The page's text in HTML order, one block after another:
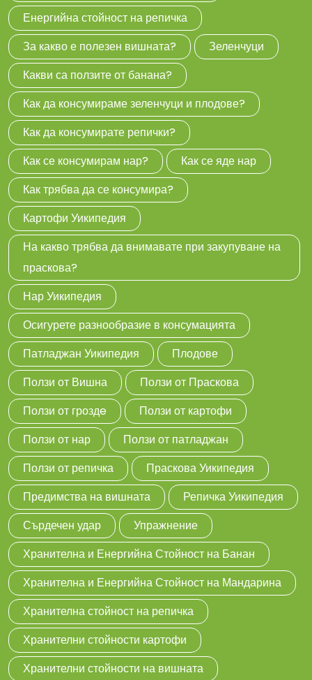
Енергийна стойност на репичка
За какво е полезен вишната?
Зеленчуци
Какви са ползите от банана?
Как да консумираме зеленчуци и плодове?
Как да консумирате репички?
Как се консумирам нар?
Как се яде нар
Как трябва да се консумира?
Картофи Уикипедия
На какво трябва да внимавате при закупуване на
праскова?
Нар Уикипедия
Осигурете разнообразие в консумацията
Патладжан Уикипедия
Плодове
Ползи от Вишна
Ползи от Праскова
Ползи от гроздe
Ползи от картофи
Ползи от нар
Ползи от патладжан
Ползи от репичка
Праскова Уикипедия
Предимства на вишната
Репичка Уикипедия
Сърдечен удар
Упражнение
Хранителна и Енергийна Стойност на Банан
Хранителна и Енергийна Стойност на Мандарина
Хранителна стойност на репичка
Хранителни стойности картофи
Хранителни стойности на вишната